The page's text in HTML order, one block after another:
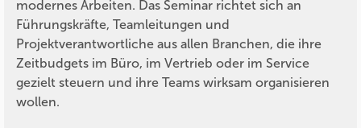
modernes Arbeiten. Das Seminar richtet sich an
Führungskräfte, Teamleitungen und
Projektverantwortliche aus allen Branchen, die ihre
Zeitbudgets im Büro, im Vertrieb oder im Service
gezielt steuern und ihre Teams wirksam organisieren
wollen.